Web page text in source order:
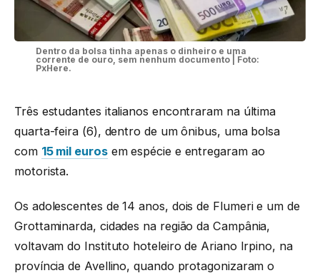
Dentro da bolsa tinha apenas o dinheiro e uma
corrente de ouro, sem nenhum documento | Foto:
PxHere.
Três estudantes italianos encontraram na última
quarta-feira (6), dentro de um ônibus, uma bolsa
com 15 mil eurosem espécie e entregaram ao
motorista.
Os adolescentes de 14 anos, dois de Flumeri e um de
Grottaminarda, cidades na região da Campânia,
voltavam do Instituto hoteleiro de Ariano Irpino, na
província de Avellino, quando protagonizaram o